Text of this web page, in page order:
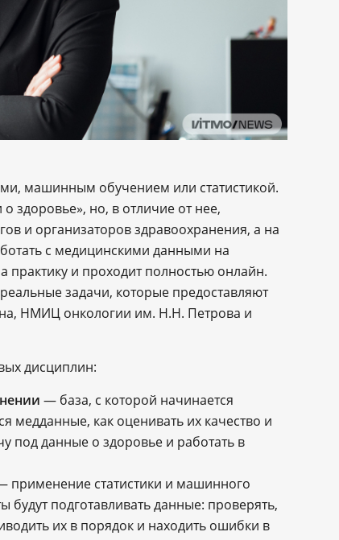
машинным обучением или статистикой.
здоровье», но, в отличие от нее,
и организаторов здравоохранения, а на
с медицинскими данными на
и проходит полностью онлайн.
задачи, которые предоставляют
НМИЦ онкологии им. Н.Н. Петрова и
дисциплин:
— база, с которой начинается
медданные, как оценивать их качество и
под данные о здоровье и работать в
применение статистики и машинного
подготавливать данные: проверять,
их в порядок и находить ошибки в